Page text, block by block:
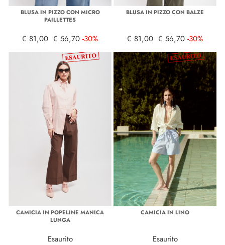
BLUSA IN PIZZO CON MICRO
PAILLETTES
€ 81,00 € 56,70 -30%
BLUSA IN PIZZO CON BALZE
€ 81,00 € 56,70 -30%
CAMICIA IN POPELINE MANICA
LUNGA
Esaurito
CAMICIA IN LINO
Esaurito